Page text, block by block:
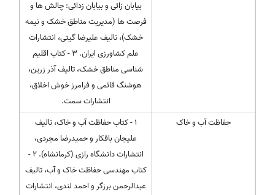
بیابان زائی و بیابان زدائی: چالش ها و
فرصت ها (مدیریت مناطق خشک و نیمه
خشک)، تالیف علیرضا گیتی، انتشارات
علم کشاورزی ایران. 3 - کتاب اقلیم
شناسی مناطق خشک، تالیف آذر زرین،
هوشنگ قائمی و فرامرز خوش اخلاق،
انتشارات سمت.
حفاظت آب و خاک
1 - کتاب حفاظت آب و خاک، تالیف
علیجان بافکار و حمیدرضا مجردی،
انتشارات دانشگاه رازی (کرمانشاه). 2 -
کتاب مهندسی حفاظت خاک و آب، تالیف
عبدالرحمن برزگر و احمد لندی، انتشارات